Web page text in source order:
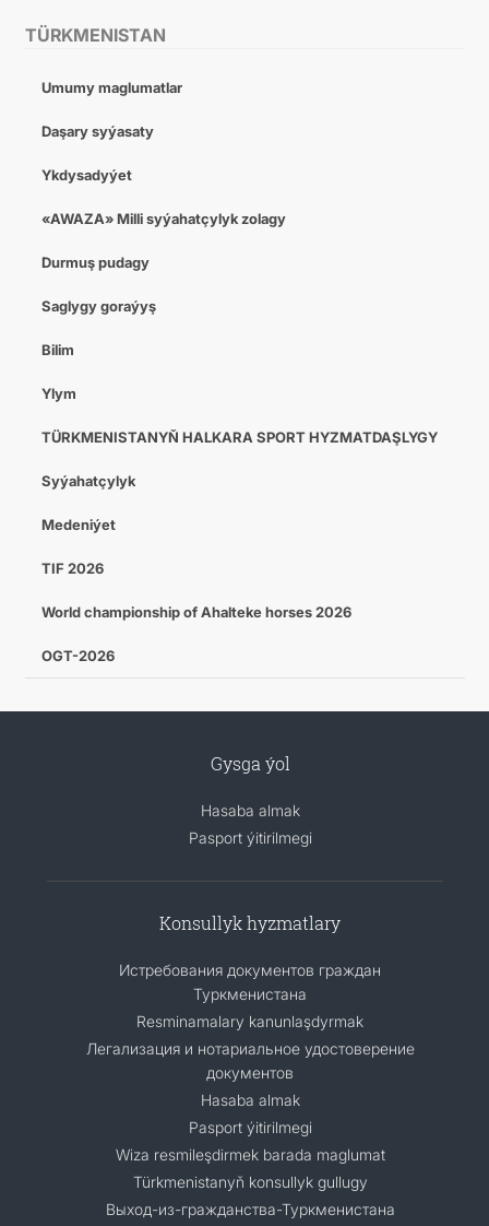
TÜRKMENISTAN
Umumy maglumatlar
Daşary syýasaty
Ykdysadyýet
«AWAZA» Milli syýahatçylyk zolagy
Durmuş pudagy
Saglygy goraýyş
Bilim
Ylym
TÜRKMENISTANYŇ HALKARA SPORT HYZMATDAŞLYGY
Syýahatçylyk
Medeniýet
TIF 2026
World championship of Ahalteke horses 2026
OGT-2026
Gysga ýol
Hasaba almak
Pasport ýitirilmegi
Konsullyk hyzmatlary
Истребования документов граждан
Туркменистана
Resminamalary kanunlaşdyrmak
Легализация и нотариальное удостоверение
документов
Hasaba almak
Pasport ýitirilmegi
Wiza resmileşdirmek barada maglumat
Türkmenistanyň konsullyk gullugy
Выход-из-гражданства-Туркменистана